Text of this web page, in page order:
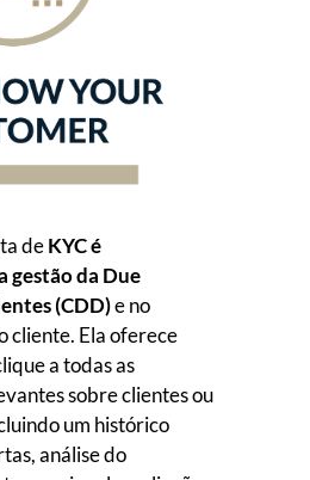
deKYC é
gestão da Due
(CDD)e no
cliente. Ela oferece
a todas as
sobre clientes ou
um histórico
análise do